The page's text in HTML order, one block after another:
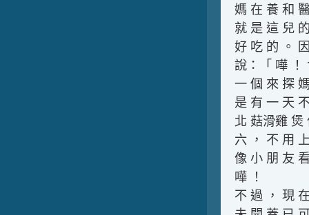
媽 在 養 和
就 是 這 兒
好 吃 的 。
說：「 嘩
一 個 來 探
是 有 一 天
北 菇滑雞 煲
六 ， 不 用
像 小 朋 友
嘩 ！
不 過 ， 現